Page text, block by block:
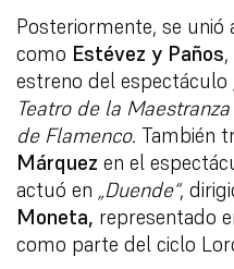
Posteriormente, se
como Estévez y Paños
estreno del espectáculo
Teatro de la
de Flamenco. También
Márquez en el
actuó en „Duende“,
Moneta, representado
como parte del ciclo